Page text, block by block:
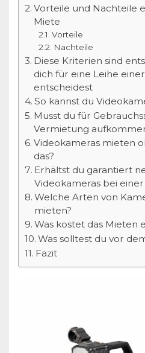
Vorteile und Nachteile
Miete
Vorteile
Nachteile
Diese Kriterien sind
dich für eine Leihe
entscheidest
So kannst du
Musst du für
Vermietung
Videokameras mieten
das?
Erhältst du garantiert
Videokameras bei
Welche Arten von
mieten?
Was kostet das Mieten
Was solltest du vor
Fazit